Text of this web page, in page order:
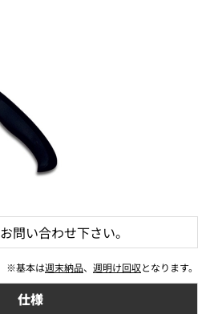
お問い合わせ下さい。
※基本は週末納品、 週明け回収となります。
仕様